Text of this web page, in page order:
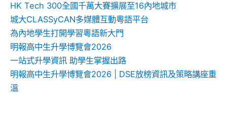
HK Tech 300全國千萬大賽擴展至16內地城市
城大CLASSyCAN多媒體互動粵語平台
為內地學生打開學習粵語新大門
明報高中生升學博覽會2026
一站式升學資訊 助學生掌握出路
明報高中生升學博覽會2026 | DSE放榜資訊及策略講座重
溫